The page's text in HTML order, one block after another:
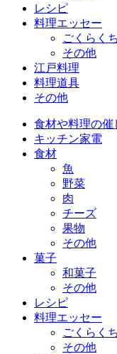
レシピ
料理エッセー
ごくらく
その他
江戸料理
料理道具
その他
食材や料理の催
キッチン家電
食材
魚
野菜
肉
チーズ
果物
その他
菓子
和菓子
その他
レシピ
料理エッセー
ごくらく
その他